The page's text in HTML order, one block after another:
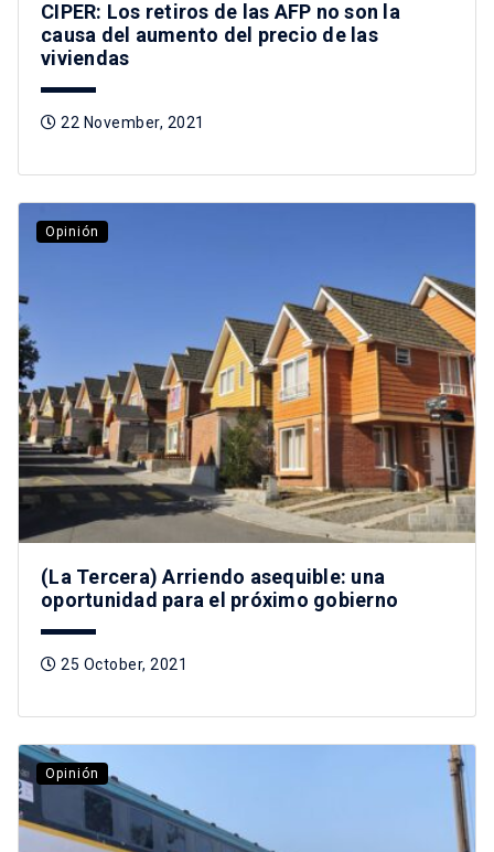
CIPER: Los retiros de las AFP no son la
causa del aumento del precio de las
viviendas
22 November, 2021
Opinión
(La Tercera) Arriendo asequible: una
oportunidad para el próximo gobierno
25 October, 2021
Opinión